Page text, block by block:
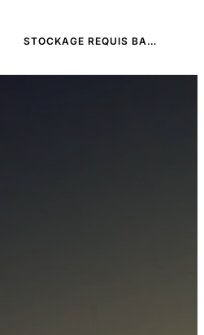
STOCKAGE REQUIS BA…